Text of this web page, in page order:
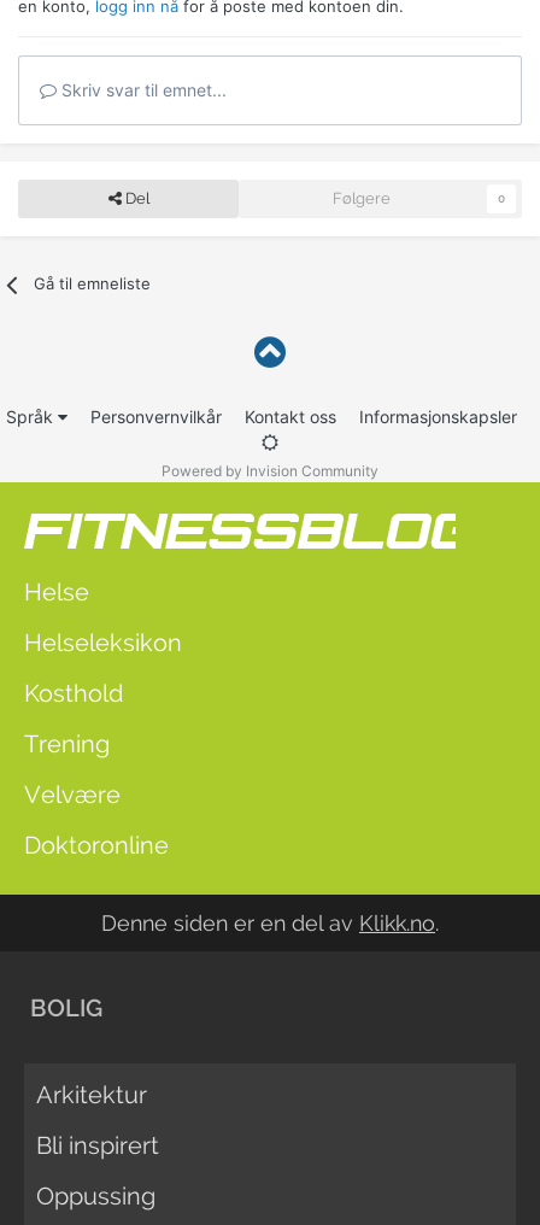
en konto, logg inn nå for å poste med kontoen din.
Skriv svar til emnet...
Del Følgere 0
Gå til emneliste
Språk Personvernvilkår Kontakt oss Informasjonskapsler
Powered by Invision Community
Helse
Helseleksikon
Kosthold
Trening
Velvære
Doktoronline
Denne siden er en del av Klikk.no.
BOLIG
Arkitektur
Bli inspirert
Oppussing